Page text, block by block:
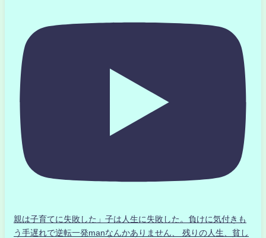
親は子育てに失敗した」子は人生に失敗した。負けに気付きも
う手遅れで逆転一発manなんかありません、 残りの人生、貧し